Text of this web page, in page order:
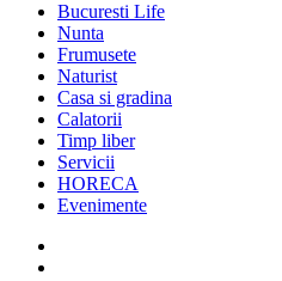
Bucuresti Life
Nunta
Frumusete
Naturist
Casa si gradina
Calatorii
Timp liber
Servicii
HORECA
Evenimente